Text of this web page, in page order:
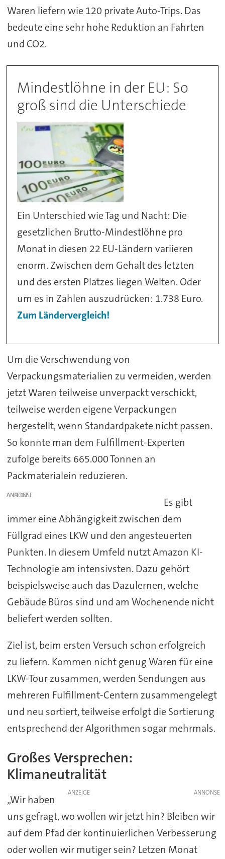
Waren liefern wie 120 private Auto-Trips. Das
bedeute eine sehr hohe Reduktion an Fahrten
und CO2.
Mindestlöhne in der EU: So
groß sind die Unterschiede
Ein Unterschied wie Tag und Nacht: Die
gesetzlichen Brutto-Mindestlöhne pro
Monat in diesen 22 EU-Ländern variieren
enorm. Zwischen dem Gehalt des letzten
und des ersten Platzes liegen Welten. Oder
um es in Zahlen auszudrücken: 1.738 Euro.
Zum Ländervergleich!
Um die Verschwendung von
Verpackungsmaterialien zu vermeiden, werden
jetzt Waren teilweise unverpackt verschickt,
teilweise werden eigene Verpackungen
hergestellt, wenn Standardpakete nicht passen.
So konnte man dem Fulfillment-Experten
zufolge bereits 665.000 Tonnen an
Packmaterialein reduzieren.
ANZEIGE
Es gibt
immer eine Abhängigkeit zwischen dem
Füllgrad eines LKW und den angesteuerten
Punkten. In diesem Umfeld nutzt Amazon KI-
Technologie am intensivsten. Dazu gehört
beispielsweise auch das Dazulernen, welche
Gebäude Büros sind und am Wochenende nicht
beliefert werden sollten.
Ziel ist, beim ersten Versuch schon erfolgreich
zu liefern. Kommen nicht genug Waren für eine
LKW-Tour zusammen, werden Sendungen aus
mehreren Fulfillment-Centern zusammengelegt
und neu sortiert, teilweise erfolgt die Sortierung
entsprechend der Algorithmen sogar mehrmals.
Großes Versprechen:
Klimaneutralität
ANZEIGE
„Wir haben
uns gefragt, wo wollen wir jetzt hin? Bleiben wir
auf dem Pfad der kontinuierlichen Verbesserung
oder wollen wir mutiger sein? Letzen Monat